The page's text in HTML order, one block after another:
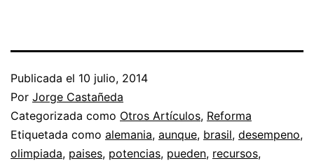
Publicada el 10 julio, 2014
Por Jorge Castañeda
Categorizada como Otros Artículos, Reforma
Etiquetada como alemania, aunque, brasil, desempeno,
olimpiada, paises, potencias, pueden, recursos,